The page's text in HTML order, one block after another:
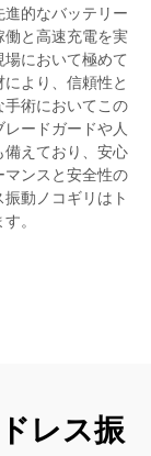
的なバッテリー
働と高速充電を実
において極めて
より、信頼性と
手術においてこの
ードガードや人
備えており、安心
マンスと安全性の
動ノコギリはト
。
レス振